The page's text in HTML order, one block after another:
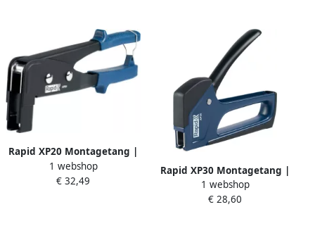
Rapid XP20 Montagetang |
Voor hollewandpluggen | 1
stuk 5001537
1 webshop
€ 32,49
Rapid XP30 Montagetang |
Voor hollewandpluggen | 1
stuk 5001539
1 webshop
€ 28,60